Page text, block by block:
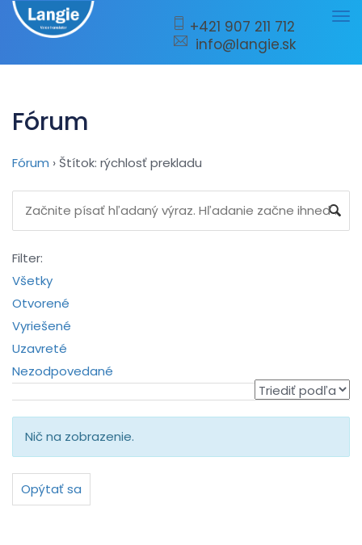
+421 907 211 712
info@langie.sk
Fórum
Fórum › Štítok: rýchlosť prekladu
Filter:
Všetky
Otvorené
Vyriešené
Uzavreté
Nezodpovedané
Nič na zobrazenie.
Opýtať sa